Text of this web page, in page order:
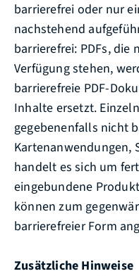
barrierefrei oder nur
nachstehend
barrierefrei: PDFs,
Verfügung stehen,
barrierefreie PDF-
Inhalte ersetzt.
gegebenenfalls nicht
Kartenanwendungen,
handelt es sich um
eingebundene
können zum
barrierefreier Form
Zusätzliche Hinweise